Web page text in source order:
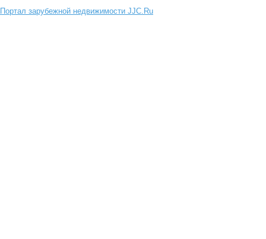
Портал зарубежной недвижимости JJC.Ru